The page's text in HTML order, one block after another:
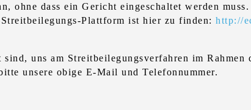
ohne dass ein Gericht eingeschaltet werden
Plattform ist hier zu finden: http://
uns am Streitbeilegungsverfahren im
unsere obige E-Mail und Telefonnummer.